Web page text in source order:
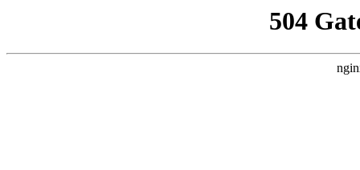
504